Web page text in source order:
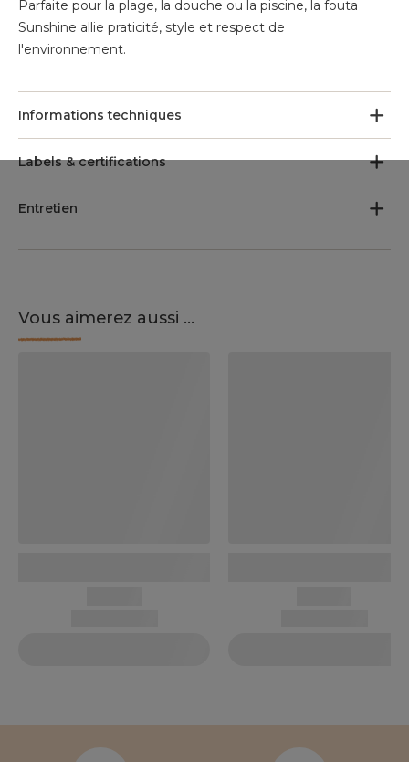
Parfaite pour la plage, la douche ou la piscine, la fouta
Sunshine allie praticité, style et respect de
l'environnement.
Informations techniques
Labels & certifications
Entretien
Vous aimerez aussi ...